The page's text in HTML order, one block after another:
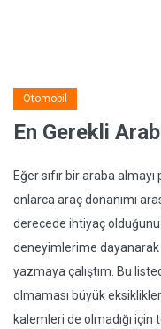
Otomobil
En Gerekli
Eğer sıfır bir araba
onlarca araç donanımı
derecede ihtiyaç
deneyimlerime dayanarak
yazmaya çalıştım. Bu
olmaması büyük
kalemleri de olmadığı için